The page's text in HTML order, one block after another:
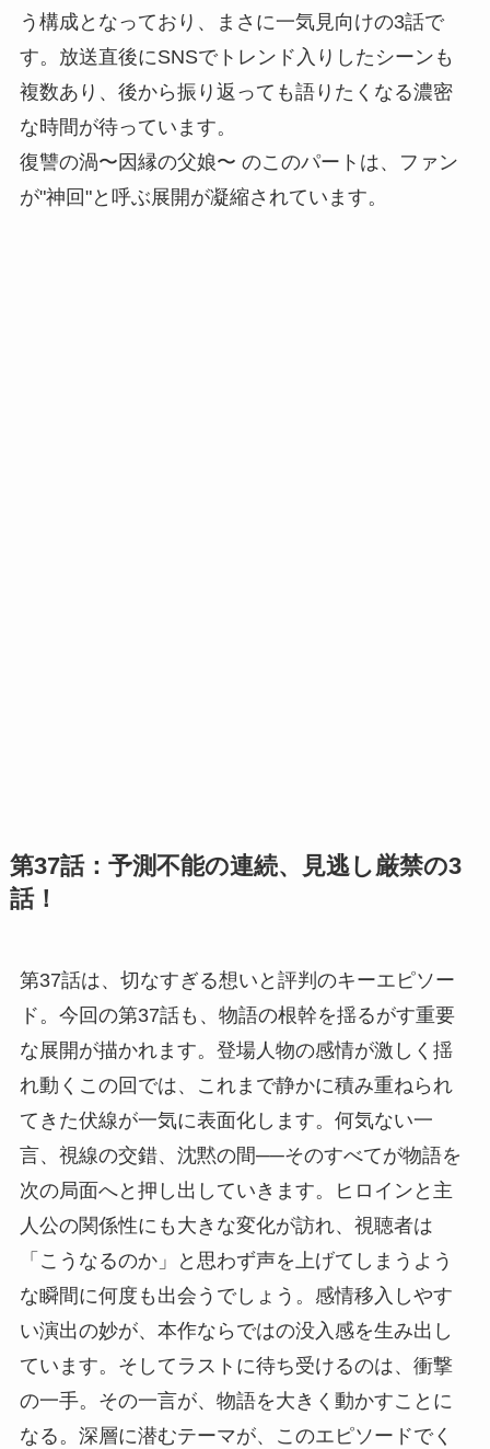
う構成となっており、まさに一気見向けの3話で
す。放送直後にSNSでトレンド入りしたシーンも
複数あり、後から振り返っても語りたくなる濃密
な時間が待っています。
復讐の渦〜因縁の父娘〜 のこのパートは、ファン
が"神回"と呼ぶ展開が凝縮されています。
第37話：予測不能の連続、見逃し厳禁の3
話！
第37話は、切なすぎる想いと評判のキーエピソー
ド。今回の第37話も、物語の根幹を揺るがす重要
な展開が描かれます。登場人物の感情が激しく揺
れ動くこの回では、これまで静かに積み重ねられ
てきた伏線が一気に表面化します。何気ない一
言、視線の交錯、沈黙の間──そのすべてが物語を
次の局面へと押し出していきます。ヒロインと主
人公の関係性にも大きな変化が訪れ、視聴者は
「こうなるのか」と思わず声を上げてしまうよう
な瞬間に何度も出会うでしょう。感情移入しやす
い演出の妙が、本作ならではの没入感を生み出し
ています。そしてラストに待ち受けるのは、衝撃
の一手。その一言が、物語を大きく動かすことに
なる。深層に潜むテーマが、このエピソードでく